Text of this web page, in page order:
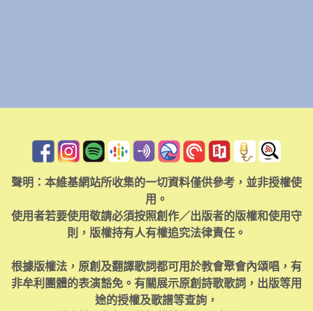
聲明：本維基網站所收集的一切資料僅供參考，並非授權使
用。
使用者若要使用敬請必須按照創作／出版者的版權和使用守
則，版權持有人有權追究法律責任。
根據版權法，原創及翻譯歌詞都可用於教會聚會內頌唱，有
非牟利團體的表演豁免。有關展示原創詩歌歌詞，出版等用
途的授權及歌譜等查詢，